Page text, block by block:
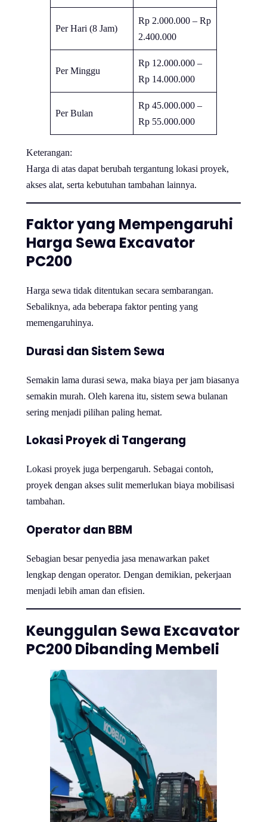
Per Hari (8 Jam)
Rp 2.000.000 – Rp
2.400.000
Per Minggu
Rp 12.000.000 –
Rp 14.000.000
Per Bulan
Rp 45.000.000 –
Rp 55.000.000
Keterangan:
Harga di atas dapat berubah tergantung lokasi proyek,
akses alat, serta kebutuhan tambahan lainnya.
Faktor yang Mempengaruhi
Harga Sewa Excavator
PC200
Harga sewa tidak ditentukan secara sembarangan.
Sebaliknya, ada beberapa faktor penting yang
memengaruhinya.
Durasi dan Sistem Sewa
Semakin lama durasi sewa, maka biaya per jam biasanya
semakin murah. Oleh karena itu, sistem sewa bulanan
sering menjadi pilihan paling hemat.
Lokasi Proyek di Tangerang
Lokasi proyek juga berpengaruh. Sebagai contoh,
proyek dengan akses sulit memerlukan biaya mobilisasi
tambahan.
Operator dan BBM
Sebagian besar penyedia jasa menawarkan paket
lengkap dengan operator. Dengan demikian, pekerjaan
menjadi lebih aman dan efisien.
Keunggulan Sewa Excavator
PC200 Dibanding Membeli